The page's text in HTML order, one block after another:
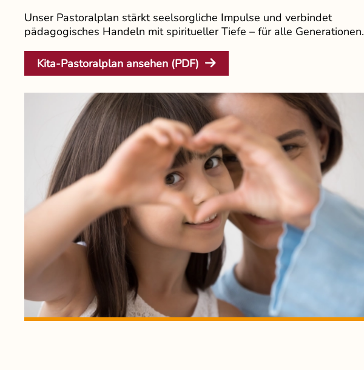
Unser Pastoralplan stärkt seelsorgliche Impulse und verbindet
pädagogisches Handeln mit spiritueller Tiefe – für alle Generationen.
Kita-Pastoralplan ansehen (PDF)